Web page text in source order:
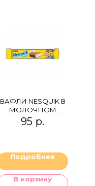
ВАФЛИ NESQUIK В
МОЛОЧНОМ
ШОКОЛАДЕ
95 р.
Подробнее
В корзину